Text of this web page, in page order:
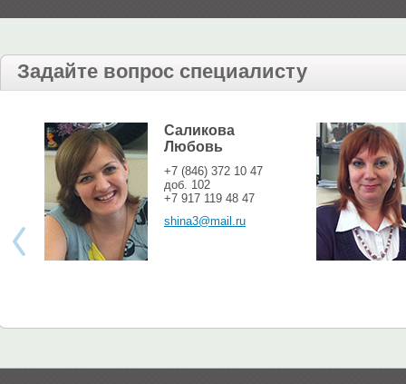
Задайте вопрос специалисту
Саликова
Любовь
+7 (846) 372 10 47
доб. 102
+7 917 119 48 47
shina3@mail.ru